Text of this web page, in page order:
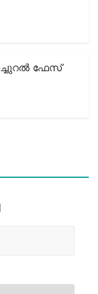
ഫേസ്